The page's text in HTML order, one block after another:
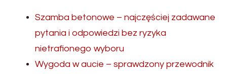
Szamba betonowe – najczęściej zadawane
pytania i odpowiedzi bez ryzyka
nietrafionego wyboru
Wygoda w aucie – sprawdzony przewodnik